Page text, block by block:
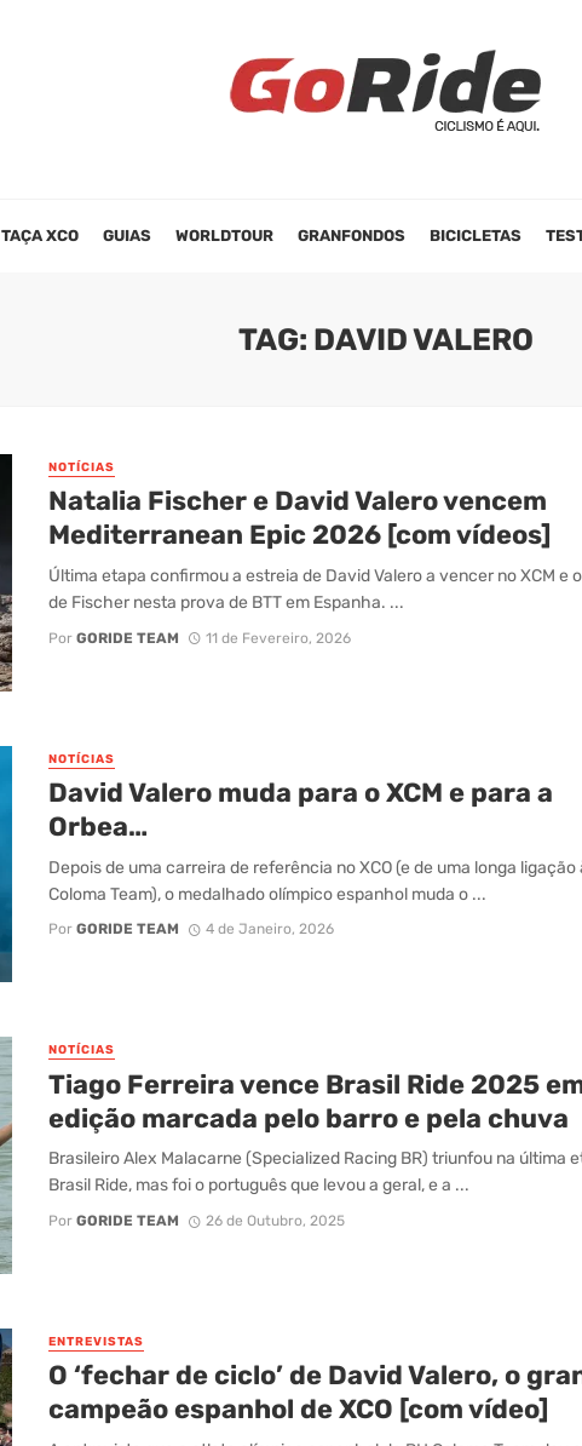
TAÇA XCO GUIAS WORLDTOUR GRANFONDOS BICICLETAS
TAG: DAVID VALERO
NOTÍCIAS
Natalia Fischer e David Valero vencem
Mediterranean Epic 2026 [com vídeos]
Última etapa confirmou a estreia de David Valero a vencer no XCM e
de Fischer nesta prova de BTT em Espanha. ...
Por GORIDE TEAM 11 de Fevereiro, 2026
NOTÍCIAS
David Valero muda para o XCM e para a
Orbea…
Depois de uma carreira de referência no XCO (e de uma longa ligação
Coloma Team), o medalhado olímpico espanhol muda o ...
Por GORIDE TEAM 4 de Janeiro, 2026
NOTÍCIAS
Tiago Ferreira vence Brasil Ride 2025
edição marcada pelo barro e pela chuva
Brasileiro Alex Malacarne (Specialized Racing BR) triunfou na última
Brasil Ride, mas foi o português que levou a geral, e a ...
Por GORIDE TEAM 26 de Outubro, 2025
ENTREVISTAS
O ‘fechar de ciclo’ de David Valero, o
campeão espanhol de XCO [com vídeo]